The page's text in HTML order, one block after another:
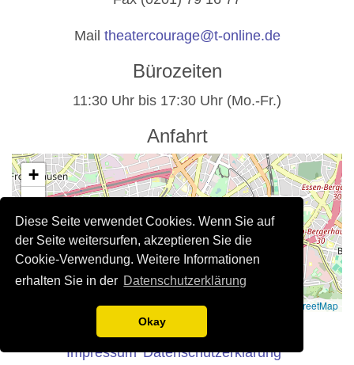
Diese Seite verwendet Cookies. Wenn Sie auf
der Seite weitersurfen, akzeptieren Sie die
Cookie-Verwendung. Weitere Informationen
erhalten Sie in der Datenschutzerklärung
Okay
Mail theatercourage@t-online.de
Bürozeiten
11:30 Uhr bis 17:30 Uhr (Mo.-Fr.)
Anfahrt
+
−
OpenStreetMap
Rechtliche Hinweise
Impressum Datenschutzerklärung